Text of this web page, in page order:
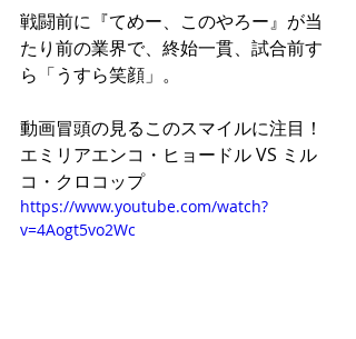
戦闘前に『てめー、このやろー』が当
たり前の業界で、終始一貫、試合前す
ら「うすら笑顔」。
動画冒頭の見るこのスマイルに注目！
エミリアエンコ・ヒョードル VS ミル
コ・クロコップ
https://www.youtube.com/watch?
v=4Aogt5vo2Wc